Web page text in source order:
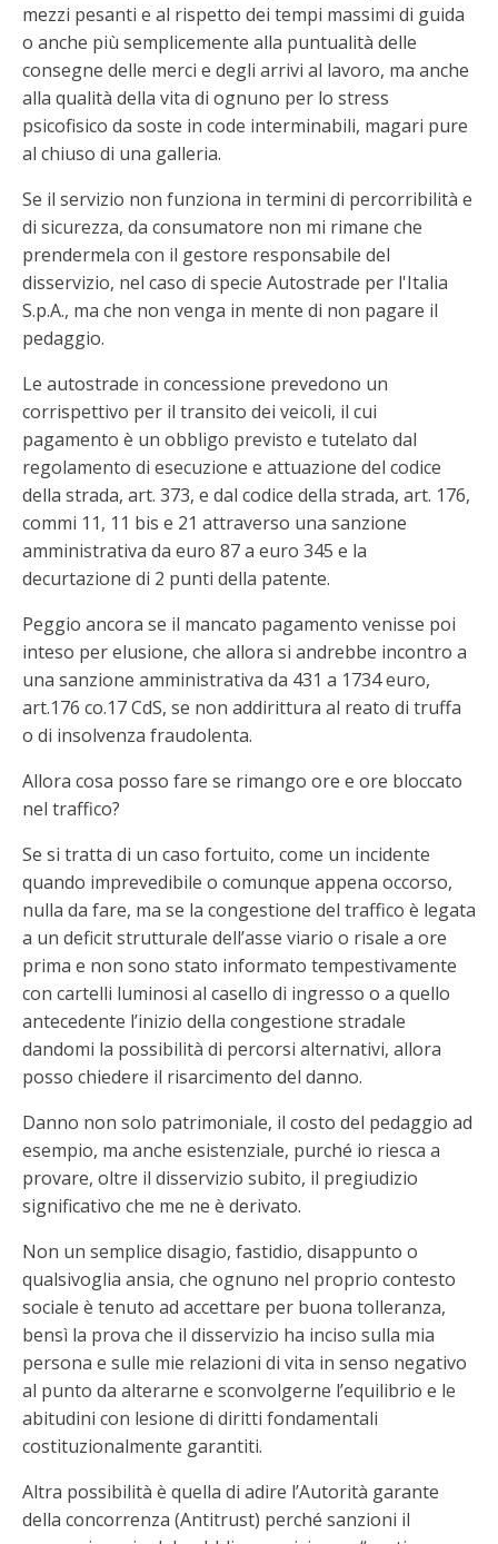
mezzi pesanti e al rispetto dei tempi massimi di guida
o anche più semplicemente alla puntualità delle
consegne delle merci e degli arrivi al lavoro, ma anche
alla qualità della vita di ognuno per lo stress
psicofisico da soste in code interminabili, magari pure
al chiuso di una galleria.
Se il servizio non funziona in termini di percorribilità e
di sicurezza, da consumatore non mi rimane che
prendermela con il gestore responsabile del
disservizio, nel caso di specie Autostrade per l'Italia
S.p.A., ma che non venga in mente di non pagare il
pedaggio.
Le autostrade in concessione prevedono un
corrispettivo per il transito dei veicoli, il cui
pagamento è un obbligo previsto e tutelato dal
regolamento di esecuzione e attuazione del codice
della strada, art. 373, e dal codice della strada, art. 176,
commi 11, 11 bis e 21 attraverso una sanzione
amministrativa da euro 87 a euro 345 e la
decurtazione di 2 punti della patente.
Peggio ancora se il mancato pagamento venisse poi
inteso per elusione, che allora si andrebbe incontro a
una sanzione amministrativa da 431 a 1734 euro,
art.176 co.17 CdS, se non addirittura al reato di truffa
o di insolvenza fraudolenta.
Allora cosa posso fare se rimango ore e ore bloccato
nel traffico?
Se si tratta di un caso fortuito, come un incidente
quando imprevedibile o comunque appena occorso,
nulla da fare, ma se la congestione del traffico è legata
a un deficit strutturale dell’asse viario o risale a ore
prima e non sono stato informato tempestivamente
con cartelli luminosi al casello di ingresso o a quello
antecedente l’inizio della congestione stradale
dandomi la possibilità di percorsi alternativi, allora
posso chiedere il risarcimento del danno.
Danno non solo patrimoniale, il costo del pedaggio ad
esempio, ma anche esistenziale, purché io riesca a
provare, oltre il disservizio subito, il pregiudizio
significativo che me ne è derivato.
Non un semplice disagio, fastidio, disappunto o
qualsivoglia ansia, che ognuno nel proprio contesto
sociale è tenuto ad accettare per buona tolleranza,
bensì la prova che il disservizio ha inciso sulla mia
persona e sulle mie relazioni di vita in senso negativo
al punto da alterarne e sconvolgerne l’equilibrio e le
abitudini con lesione di diritti fondamentali
costituzionalmente garantiti.
Altra possibilità è quella di adire l’Autorità garante
della concorrenza (Antitrust) perché sanzioni il